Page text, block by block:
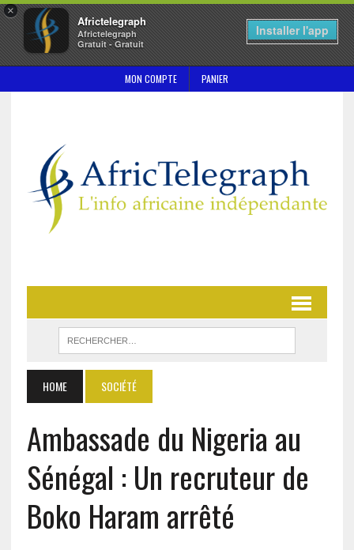
×
Africtelegraph
Africtelegraph
Gratuit - Gratuit
Installer l'app
MON COMPTE PANIER
HOME SOCIÉTÉ
Ambassade du Nigeria au
Sénégal : Un recruteur de
Boko Haram arrêté